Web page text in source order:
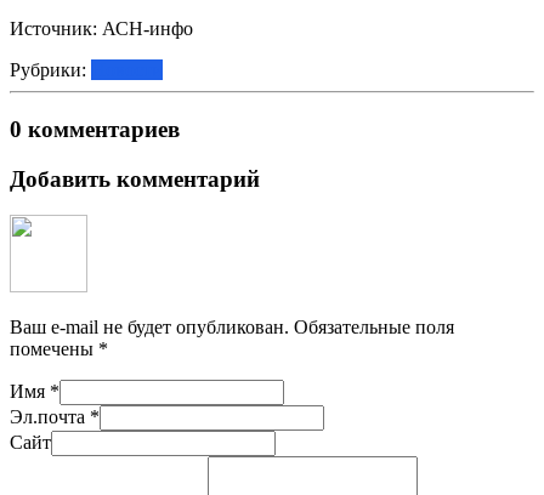
Источник: АСН-инфо
Рубрики:
0 комментариев
Добавить комментарий
Ваш e-mail не будет опубликован. Обязательные поля
помечены *
Имя *
Эл.почта *
Сайт